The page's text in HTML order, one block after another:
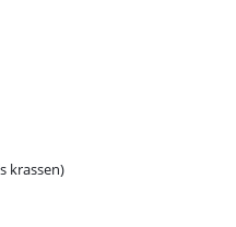
krassen)